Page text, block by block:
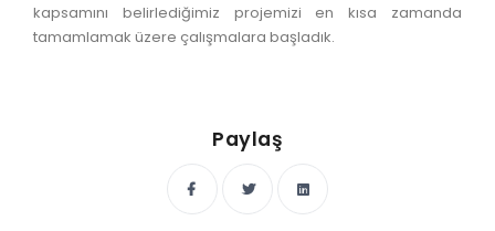
kapsamını belirlediğimiz projemizi en kısa zamanda
tamamlamak üzere çalışmalara başladık.
Paylaş